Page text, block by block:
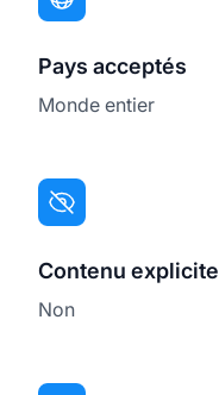
Pays acceptés
Monde entier
Contenu explicite
Non